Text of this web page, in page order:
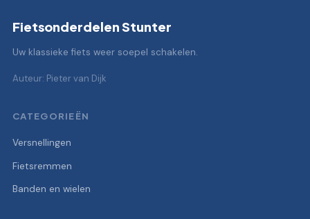
Fietsonderdelen Stunter
Uw klassieke fiets weer soepel schakelen.
Auteur: Pieter van Dijk
CATEGORIEËN
Versnellingen
Fietsremmen
Banden en wielen